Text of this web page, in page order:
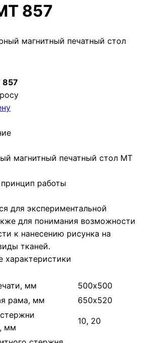
857
магнитный печатный стол МТ
работы
для экспериментальной
для понимания возможности
к нанесению рисунка на
тканей.
характеристики
мм
500х500
рама, мм
650х520
мм
10, 20